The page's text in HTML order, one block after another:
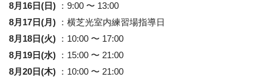
8月16日(日)
：9:00 〜 13:00
8月17日(月)
：横芝光室内練習場指導日
8月18日(火)
：10:00 〜 17:00
8月19日(水)
：15:00 〜 21:00
8月20日(木)
：10:00 〜 21:00